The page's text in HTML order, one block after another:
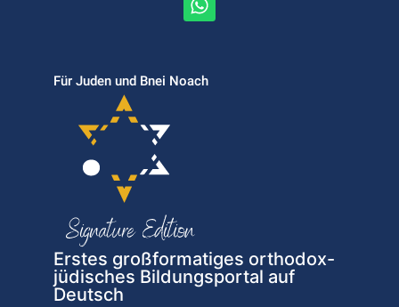
Für Juden und Bnei Noach
Erstes großformatiges orthodox-
jüdisches Bildungsportal auf
Deutsch